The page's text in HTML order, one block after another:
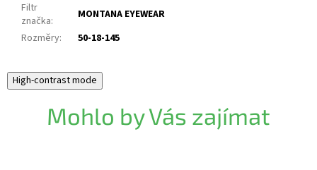
Filtr
značka:
MONTANA EYEWEAR
Rozměry: 50-18-145
High-contrast mode
Mohlo by Vás zajímat